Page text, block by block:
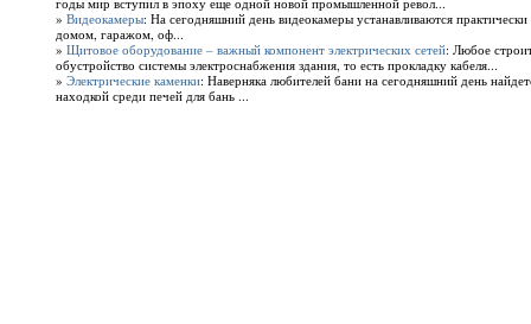
» Видеокамеры: На сегодняшний день видеокамеры устанавливаются практически
домом, гаражом, оф...
» Щитовое оборудование – важный компонент электрических сетей: Любое
обустройство системы электроснабжения здания, то есть прокладку кабеля...
» Электрические каменки: Наверняка любителей бани на сегодняшний день
находкой среди печей для бань ...